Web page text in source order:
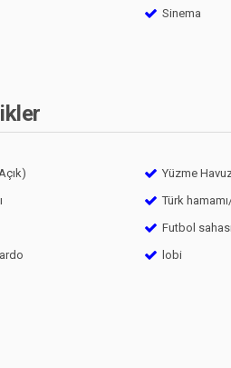
Sinema
Yüzme
Türk
Futbol sahası
lobi